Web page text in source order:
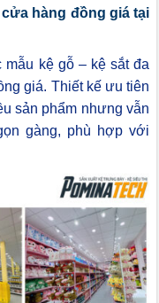
hàng đồng giá tại
mẫu kệ gỗ – kệ sắt đa
giá. Thiết kế ưu tiên
sản phẩm nhưng vẫn
gàng, phù hợp với